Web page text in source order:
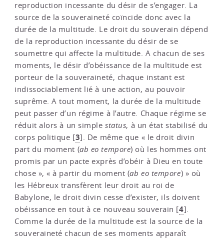
reproduction incessante du désir de s’engager. La
source de la souveraineté coïncide donc avec la
durée de la multitude. Le droit du souverain dépend
de la reproduction incessante du désir de se
soumettre qui affecte la multitude. A chacun de ses
moments, le désir d’obéissance de la multitude est
porteur de la souveraineté, chaque instant est
indissociablement lié à une action, au pouvoir
suprême. A tout moment, la durée de la multitude
peut passer d’un régime à l’autre. Chaque régime se
réduit alors à un simplestatus, à un état stabilisé du
corps politique [3]. De même que « le droit divin
part du moment (ab eo tempore) où les hommes ont
promis par un pacte exprès d’obéir à Dieu en toute
chose », « à partir du moment (ab eo tempore) » où
les Hébreux transfèrent leur droit au roi de
Babylone, le droit divin cesse d’exister, ils doivent
obéissance en tout à ce nouveau souverain [4].
Comme la durée de la multitude est la source de la
souveraineté chacun de ses moments apparaît